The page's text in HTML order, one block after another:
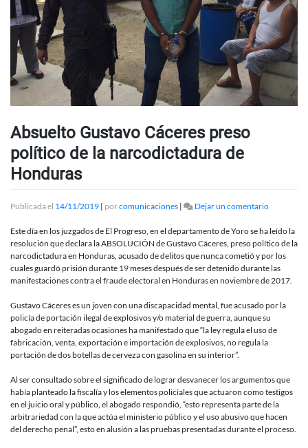
Absuelto Gustavo Cáceres preso
político de la narcodictadura de
Honduras
Publicada el 14/11/2019 | porcomunicaciones | Dejar un comentarioen
Gustavo
Cáceres
preso
político
de
de
Honduras
Este día en los juzgados de El Progreso, en el departamento de Yoro se ha leído la
resolución que declara la ABSOLUCIÓN de Gustavo Cáceres, preso político de la
narcodictadura en Honduras, acusado de delitos que nunca cometió y por los
cuales guardó prisión durante 19 meses después de ser detenido durante las
manifestaciones contra el fraude electoral en Honduras en noviembre de 2017.
Gustavo Cáceres es un joven con una discapacidad mental, fue acusado por la
policía de portación ilegal de explosivos y/o material de guerra, aunque su
abogado en reiteradas ocasiones ha manifestado que “la ley regula el uso de
fabricación, venta, exportación e importación de explosivos, no regula la
portación de dos botellas de cerveza con gasolina en su interior”.
Al ser consultado sobre el significado de lograr desvanecer los argumentos que
había planteado la fiscalía y los elementos policiales que actuaron como testigos
en el juicio oral y público, el abogado respondió, “esto representa parte de la
arbitrariedad con la que actúa el ministerio público y el uso abusivo que hacen
del derecho penal”, esto en alusión a las pruebas presentadas durante el proceso.